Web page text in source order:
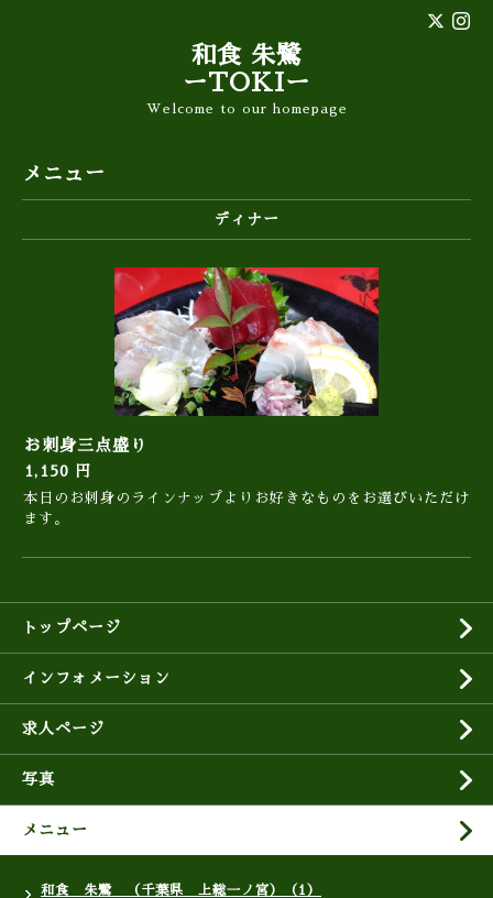
和食 朱鷺
ーTOKIー
Welcome to our homepage
メニュー
ディナー
お刺身三点盛り
1,150 円
本日のお刺身のラインナップよりお好きなものをお選びいただけ
ます。
トップページ
インフォメーション
求人ページ
写真
メニュー
和食 朱鷺 （千葉県 上総一ノ宮）（1）